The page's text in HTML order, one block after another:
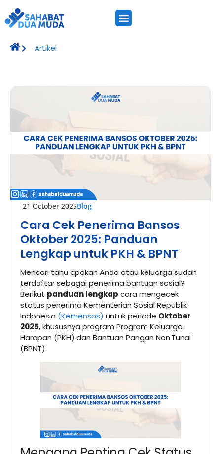
Artikel
21 October 2025Blog
Cara Cek Penerima Bansos
Oktober 2025: Panduan
Lengkap untuk PKH & BPNT
Mencari tahu apakah Anda atau keluarga sudah
terdaftar sebagai penerima bantuan sosial?
Berikut panduan lengkap cara mengecek
status penerima Kementerian Sosial Republik
Indonesia (Kemensos) untuk periode Oktober
2025, khususnya program Program Keluarga
Harapan (PKH) dan Bantuan Pangan Non Tunai
(BPNT).